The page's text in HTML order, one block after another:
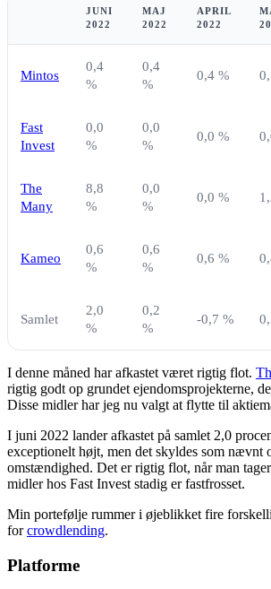
JUNI
2022
MAJ
2022
APRIL
2022
Mintos
0,4
%
0,4
%
0,4 %
Fast
Invest
0,0
%
0,0
%
0,0 %
The
Many
8,8
%
0,0
%
0,0 %
Kameo
0,6
%
0,6
%
0,6 %
Samlet
2,0
%
0,2
%
-0,7 %
I denne måned har afkastet været rigtig flot.
rigtig godt op grundet ejendomsprojekterne,
Disse midler har jeg nu valgt at flytte til
I juni 2022 lander afkastet på samlet 2,0
exceptionelt højt, men det skyldes som nævnt
omstændighed. Det er rigtig flot, når man
midler hos Fast Invest stadig er fastfrosset.
Min portefølje rummer i øjeblikket fire
forcrowdlending.
Platforme